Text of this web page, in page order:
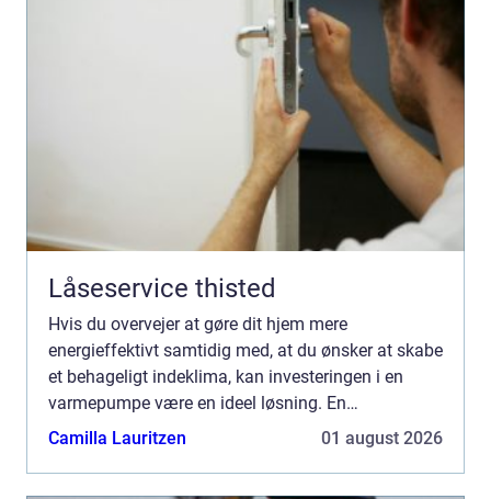
Låseservice thisted
Hvis du overvejer at gøre dit hjem mere
energieffektivt samtidig med, at du ønsker at skabe
et behageligt indeklima, kan investeringen i en
varmepumpe være en ideel løsning. En
varmepumpe er et apparat, der flytter varme fr...
Camilla Lauritzen 01 august 2026